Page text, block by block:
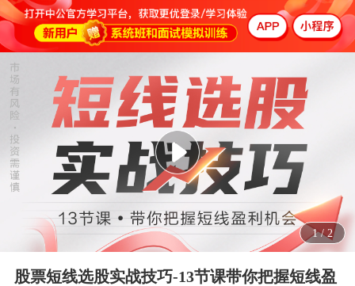
1/2
股票短线选股实战技巧-13节课带你把握短线盈